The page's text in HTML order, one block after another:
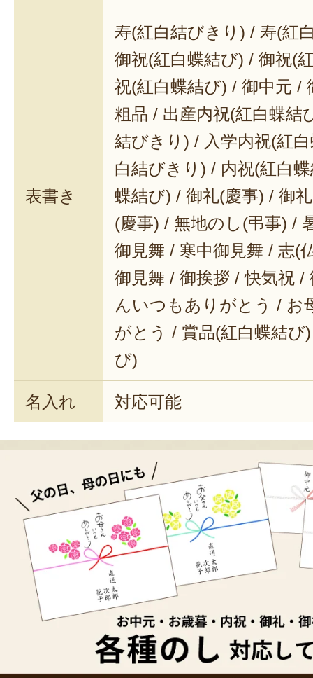
表書き
寿(紅白結びきり) / 寿(紅
御祝(紅白蝶結び) / 御祝(
祝(紅白蝶結び) / 御中元 /
粗品 / 出産内祝(紅白蝶結
結びきり) / 入学内祝(紅
白結びきり) / 内祝(紅白
蝶結び) / 御礼(慶事) / 御
(慶事) / 無地のし(弔事) /
御見舞 / 寒中御見舞 / 志(
御見舞 / 御挨拶 / 快気祝 /
んいつもありがとう / お
がとう / 賞品(紅白蝶結び
び)
名入れ 対応可能